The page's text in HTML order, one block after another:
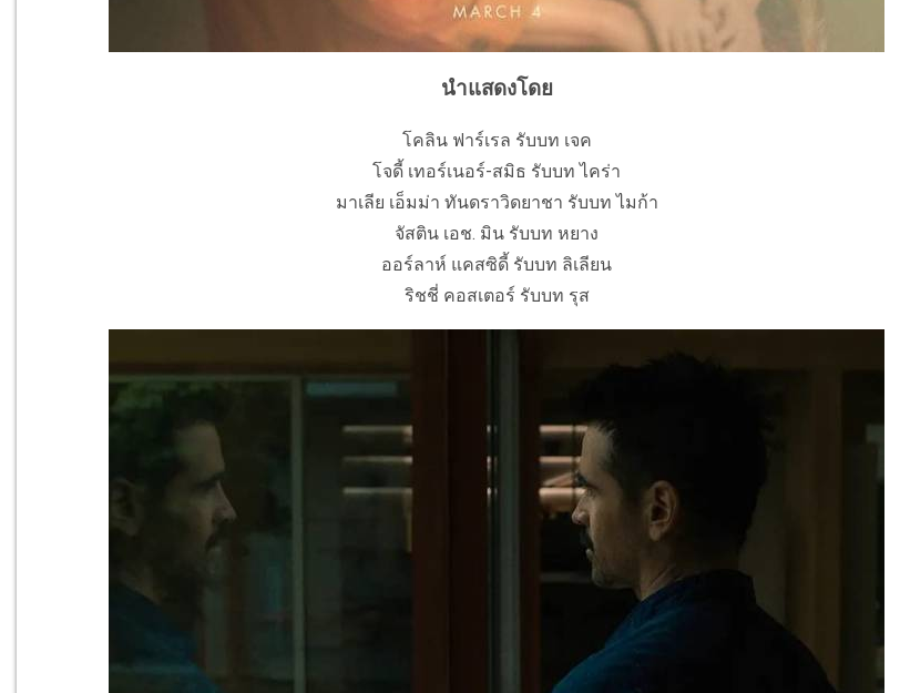
นำแสดงโดย
โคลิน ฟาร์เรล รับบท เจค
โจดี้ เทอร์เนอร์-สมิธ รับบท ไคร่า
มาเลีย เอ็มม่า ทันดราวิดยาชา รับบท ไมก้า
จัสติน เอช. มิน รับบท หยาง
ออร์ลาห์ แคสซิดี้ รับบท ลิเลียน
ริชชี่ คอสเตอร์ รับบท รุส